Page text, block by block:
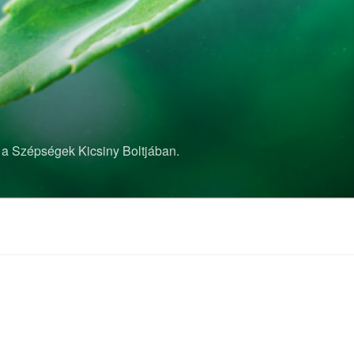
Szépségek Kicsiny Boltjában.